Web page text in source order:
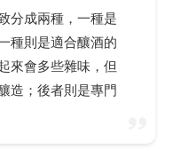
分成兩種，一種是
種則是適合釀酒的
來會多些雜味，但
造；後者則是專門